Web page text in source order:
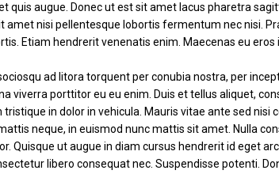
quis augue. Donec ut est sit amet lacus pharetra
amet nisi pellentesque lobortis fermentum nec nisi.
Etiam hendrerit venenatis enim. Maecenas eu
ad litora torquent per conubia nostra, per
viverra porttitor eu eu enim. Duis et tellus aliquet,
in dolor in vehicula. Mauris vitae ante sed nisi
neque, in euismod nunc mattis sit amet. Nulla
Quisque ut augue in diam cursus hendrerit id eget
libero consequat nec. Suspendisse potenti.